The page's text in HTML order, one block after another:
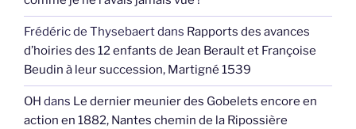
Frédéric de Thysebaertdans Rapports des avances
d’hoiries des 12 enfants de Jean Berault et Françoise
Beudin à leur succession, Martigné 1539
OH dans Le dernier meunier des Gobelets encore en
action en 1882, Nantes chemin de la Ripossière